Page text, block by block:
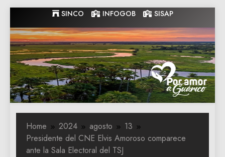
to
content
SINCO INFOGOB SISAP
Gobernacion
de Guarico
Gobernacion de Guarico
Home 2024 agosto
13
Presidente del CNE Elvis Amoroso comparece
ante la Sala Electoral del TSJ